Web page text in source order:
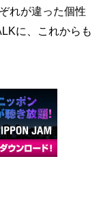
れが違った個性
に、これからも